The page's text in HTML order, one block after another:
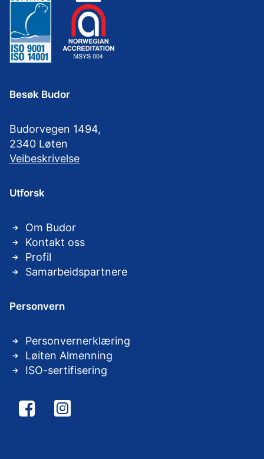
Besøk Budor
Budorvegen 1494,
2340 Løten
Veibeskrivelse
Utforsk
Om Budor
Kontakt oss
Profil
Samarbeidspartnere
Personvern
Personvernerklæring
Løiten Almenning
ISO-sertifisering